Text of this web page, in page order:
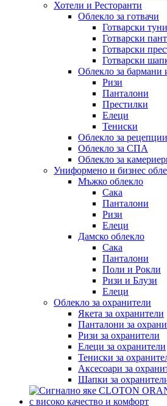
Хотели и Ресторанти
Облекло за готвачи
Готварски
Готварски
Готварски
Готварски
Облекло за бармани
Ризи
Панталони
Престилки
Елеци
Тениски
Облекло за
Облекло за СПА
Облекло за
Униформено и бизнес
Мъжко облекло
Сака
Панталони
Ризи
Елеци
Дамско облекло
Сака
Панталони
Поли и Рокли
Ризи и Блузи
Елеци
Облекло за охранители
Якета за охранители
Панталони за
Ризи за охранители
Елеци за охранители
Тениски за
Аксесоари за
Шапки за